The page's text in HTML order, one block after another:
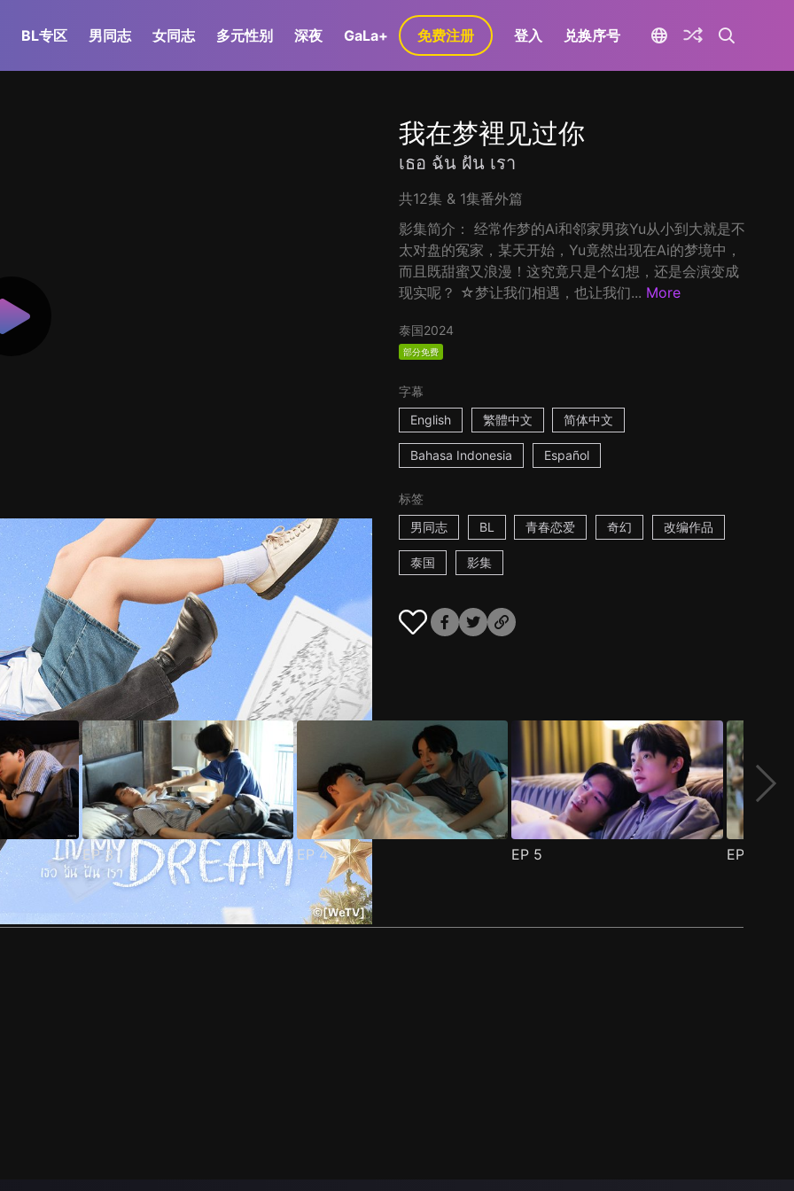
BL专区 男同志 女同志 多元性别 深夜 GaLa+ 免费注册 登入 兑换序号
我在梦裡见过你
เธอ ฉัน ฝัน เรา
共12集 & 1集番外篇
影集简介： 经常作梦的Ai和邻家男孩Yu从小到大就是不
太对盘的冤家，某天开始，Yu竟然出现在Ai的梦境中，
而且既甜蜜又浪漫！这究竟只是个幻想，还是会演变成
现实呢？ ☆梦让我们相遇，也让我们... More
泰国2024
部分免费
字幕
English
繁體中文 简体中文
Bahasa Indonesia Español
标签
男同志
BL 青春恋爱 奇幻 改编作品
泰国 影集
EP3 EP 4 EP 5 EP